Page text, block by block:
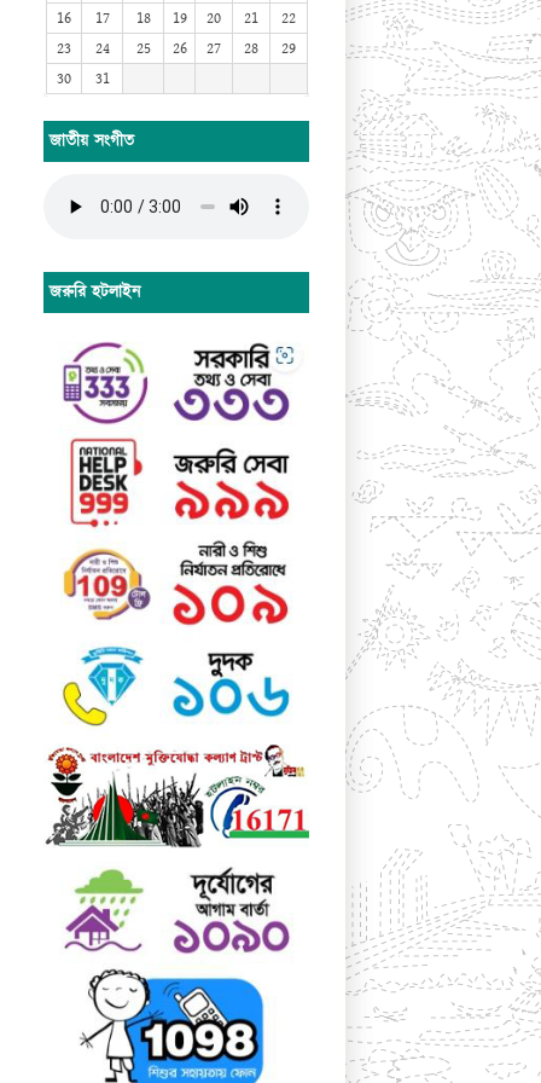
16
17 18 19 20 21
22
23
24 25 26 27 28
29
30
31
জাতীয় সংগীত
জরুরি হটলাইন